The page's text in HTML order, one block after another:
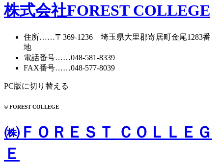
カ
イ
株式会社FOREST COLLEGE
住所……〒369-1236 埼玉県大里郡寄居町金尾1283番
地
電話番号……048-581-8339
FAX番号……048-577-8039
PC版に切り替える
© FOREST COLLEGE
㈱ＦＯＲＥＳＴ ＣＯＬＬＥＧ
Ｅ